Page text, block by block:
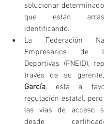
solucionar
que están
identificando.
La Federación
Empresarios de
Deportivas (FNEID),
través de su
García, está a
regulación estatal,
las vías de acceso